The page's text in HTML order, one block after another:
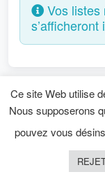
Vos listes
s’afficheront
Mentions légales
Copyright
Ce site Web utilise
Nous supposerons
pouvez vous